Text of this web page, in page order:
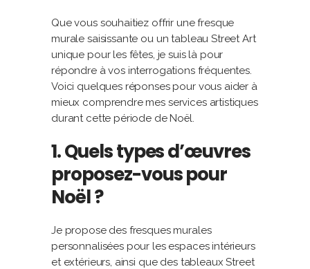
Que vous souhaitiez offrir une fresque
murale saisissante ou un tableau Street Art
unique pour les fêtes, je suis là pour
répondre à vos interrogations fréquentes.
Voici quelques réponses pour vous aider à
mieux comprendre mes services artistiques
durant cette période de Noël.
1. Quels types d’œuvres
proposez-vous pour
Noël ?
Je propose des fresques murales
personnalisées pour les espaces intérieurs
et extérieurs, ainsi que des tableaux Street